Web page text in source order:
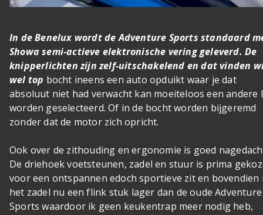
In de Benelux wordt de Adventure Sports standaard
Showa semi-actieve elektronische vering geleverd. De
knipperlichten zijn zelf-uitschakelend en dat vinden
wel top bocht ineens een auto opduikt waar je dat
absoluut niet had verwacht kan moeiteloos een andere
worden geselecteerd. Of in de bocht worden bijgeremd
zonder dat de motor zich opricht.
Ook over de zithouding en ergonomie is goed
De driehoek voetsteunen, zadel en stuur is prima
voor een ontspannen edoch sportieve zit en bovendien
het zadel nu een flink stuk lager dan de oude Adventure
Sports waardoor ik geen keukentrap meer nodig heb,